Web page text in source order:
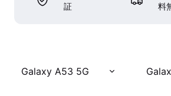
証
料
Galaxy A53 5G